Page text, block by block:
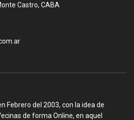
Castro, CABA
Febrero del 2003, con la idea de
de forma Online, en aquel